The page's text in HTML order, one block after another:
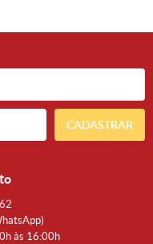
CADASTRAR
às 16:00h